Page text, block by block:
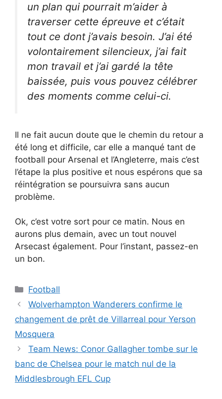
un plan qui pourrait m’aider à
traverser cette épreuve et c’était
tout ce dont j’avais besoin. J’ai été
volontairement silencieux, j’ai fait
mon travail et j’ai gardé la tête
baissée, puis vous pouvez célébrer
des moments comme celui-ci.
Il ne fait aucun doute que le chemin du retour a
été long et difficile, car elle a manqué tant de
football pour Arsenal et l’Angleterre, mais c’est
l’étape la plus positive et nous espérons que sa
réintégration se poursuivra sans aucun
problème.
Ok, c’est votre sort pour ce matin. Nous en
aurons plus demain, avec un tout nouvel
Arsecast également. Pour l’instant, passez-en
un bon.
Catégories
Football
Wolverhampton Wanderers confirme le
changement de prêt de Villarreal pour Yerson
Mosquera
Team News: Conor Gallagher tombe sur le
banc de Chelsea pour le match nul de la
Middlesbrough EFL Cup